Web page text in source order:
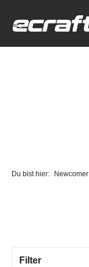
Du bist hier: Newcomer
Filter